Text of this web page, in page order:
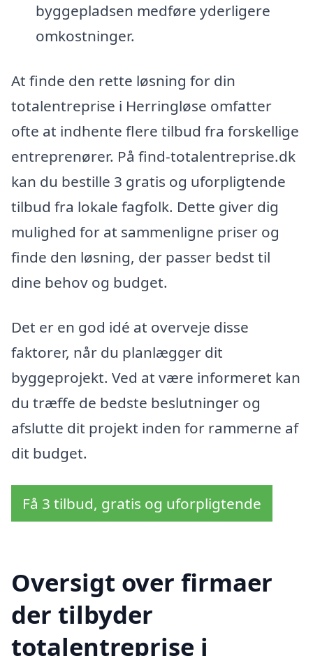
byggepladsen medføre yderligere
omkostninger.
At finde den rette løsning for din
totalentreprise i Herringløse omfatter
ofte at indhente flere tilbud fra forskellige
entreprenører. På find-totalentreprise.dk
kan du bestille 3 gratis og uforpligtende
tilbud fra lokale fagfolk. Dette giver dig
mulighed for at sammenligne priser og
finde den løsning, der passer bedst til
dine behov og budget.
Det er en god idé at overveje disse
faktorer, når du planlægger dit
byggeprojekt. Ved at være informeret kan
du træffe de bedste beslutninger og
afslutte dit projekt inden for rammerne af
dit budget.
Få 3 tilbud, gratis og uforpligtende
Oversigt over firmaer
der tilbyder
totalentreprise i